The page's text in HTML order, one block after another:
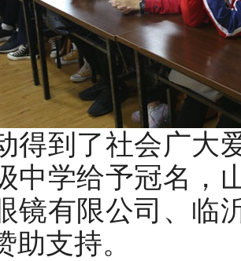
得到了社会广大
中学给予冠名，
镜有限公司、临
助支持。